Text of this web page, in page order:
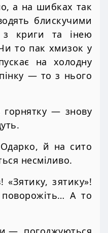
а на шибках так
блискучими
з криги та інею
то пак хмизок у
на холодну
— то з нього
горнятку — знову
й на сито
несміливо.
зятику»!
А то